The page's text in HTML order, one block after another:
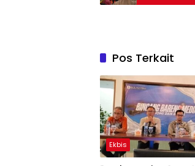
Pos Terkait
Ekbis